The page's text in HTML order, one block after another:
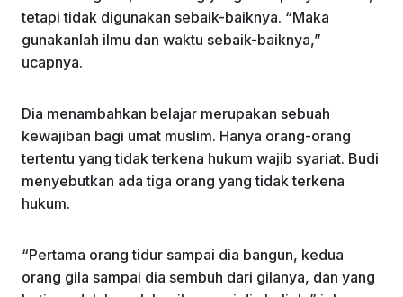
tetapi tidak digunakan sebaik-baiknya. “Maka
gunakanlah ilmu dan waktu sebaik-baiknya,”
ucapnya.
Dia menambahkan belajar merupakan sebuah
kewajiban bagi umat muslim. Hanya orang-orang
tertentu yang tidak terkena hukum wajib syariat. Budi
menyebutkan ada tiga orang yang tidak terkena
hukum.
“Pertama orang tidur sampai dia bangun, kedua
orang gila sampai dia sembuh dari gilanya, dan yang